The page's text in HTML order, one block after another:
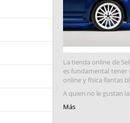
La tienda online de
es fundamental
online y física llantas
A quien no le gustan
Más